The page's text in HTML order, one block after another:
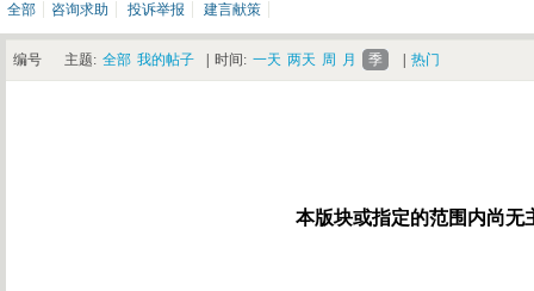
全部 咨询求助 投诉举报 建言献策
编号 主题: 全部 我的帖子 时间: 一天 两天 周 月 季 热门
本版块或指定的范围内尚无